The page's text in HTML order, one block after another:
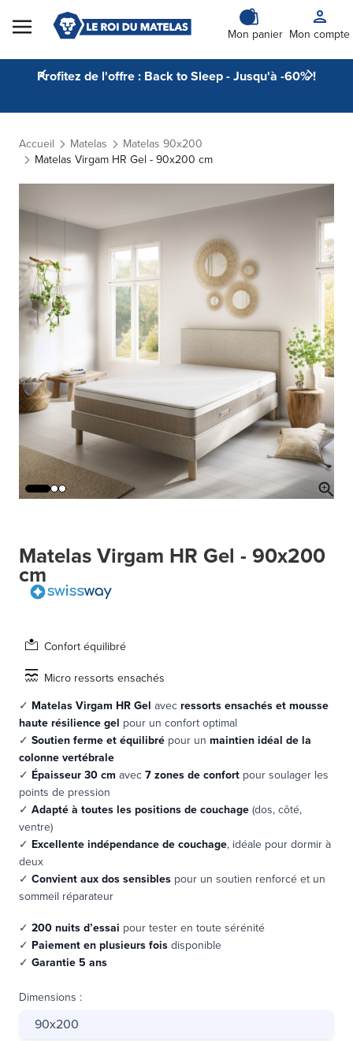
Skip to Content
Mon panier Mon compte
Profitez de l'offre : Back to Sleep - Jusqu'à -60% !
Accueil Matelas
Matelas 90x200
Matelas Virgam HR Gel - 90x200 cm
Matelas Virgam HR Gel - 90x200
cm
Confort équilibré
Micro ressorts ensachés
✓ Matelas Virgam HR Gel avecressorts ensachés et mousse
haute résilience gel pour un confort optimal
✓ Soutien ferme et équilibré pour un maintien idéal de la
colonne vertébrale
✓ Épaisseur 30 cm avec7 zones de confort pour soulager les
points de pression
✓ Adapté à toutes les positions de couchage(dos, côté,
ventre)
✓ Excellente indépendance de couchage, idéale pour dormir à
deux
✓ Convient aux dos sensibles pour un soutien renforcé et un
sommeil réparateur
✓ 200 nuits d’essai pour tester en toute sérénité
✓ Paiement en plusieurs foisdisponible
✓ Garantie 5 ans
Dimensions :
90x200